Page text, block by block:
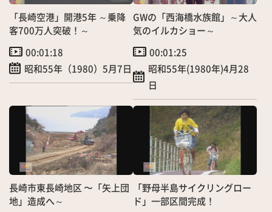
「長崎空港」開港5年 ～乗降
客700万人突破！～
00:01:18
昭和55年（1980）5月7日
GWの「西海橋水族館」～大人
気のイルカショー～
00:01:25
昭和55年(1980年)4月28
日
長崎市東長崎地区 〜「矢上団
地」造成へ～
「野母半島サイクリングロー
ド」一部区間完成！